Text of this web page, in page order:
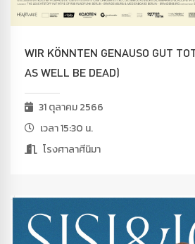
WIR KÖNNTEN GENAUSO GUT
AS WELL BE DEAD)
31 ตุลาคม 2566
เวลา 15:30 น.
โรงศาลาศีนิมา